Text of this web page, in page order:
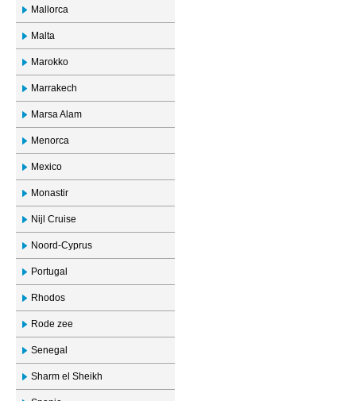
Mallorca
Malta
Marokko
Marrakech
Marsa Alam
Menorca
Mexico
Monastir
Nijl Cruise
Noord-Cyprus
Portugal
Rhodos
Rode zee
Senegal
Sharm el Sheikh